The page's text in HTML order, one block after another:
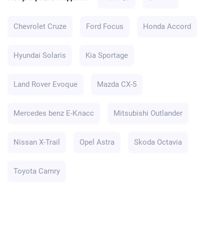
Chevrolet Cruze Ford Focus Honda Accord
Hyundai Solaris Kia Sportage
Land Rover Evoque Mazda CX-5
Mercedes benz E-Класс Mitsubishi Outlander
Nissan X-Trail Opel Astra Skoda Octavia
Toyota Camry